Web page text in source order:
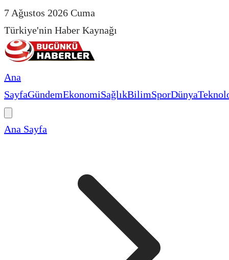
7 Ağustos 2026 Cuma
Türkiye'nin Haber Kaynağı
Ana
SayfaGündemEkonomiSağlıkBilimSporDünya
Ana Sayfa